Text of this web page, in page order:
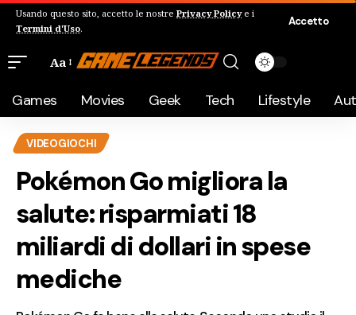
Usando questo sito, accetto le nostre Privacy Policye i
Termini d'Uso.
Accetto
Aa
Games Movies Geek Tech Lifestyle
VIDEOGIOCHI
Pokémon Go migliora la
salute: risparmiati 18
miliardi di dollari in spese
mediche